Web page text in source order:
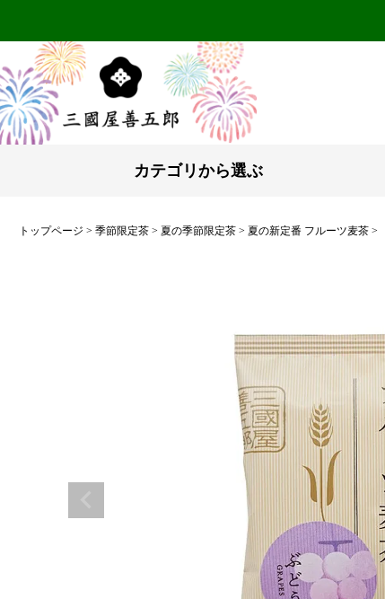
カテゴリから選ぶ
トップページ 季節限定茶 夏の季節限定茶 夏の新定番 フルーツ麦茶